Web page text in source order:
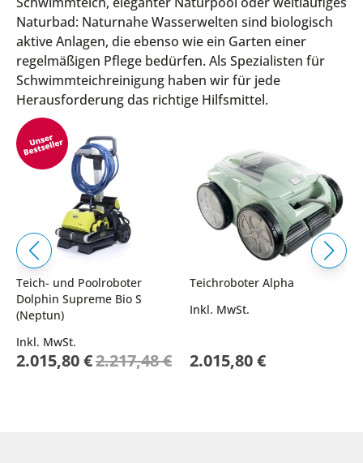
Naturbad: Naturnahe Wasserwelten sind biologisch
aktive Anlagen, die ebenso wie ein Garten einer
regelmäßigen Pflege bedürfen. Als Spezialisten für
Schwimmteichreinigung haben wir für jede
Herausforderung das richtige Hilfsmittel.
Teich- und Poolroboter
Dolphin Supreme Bio S
(Neptun)
Sonderpreis
2.015,80 €2.217,48 €
Inkl. MwSt.
Teichroboter Alpha
2.015,80 €
Inkl. MwSt.